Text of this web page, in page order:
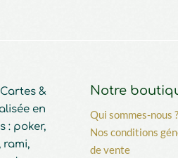
&
en
: poker,
rami,
Notre
Qui sommes-nous ?
Nos conditions
de vente